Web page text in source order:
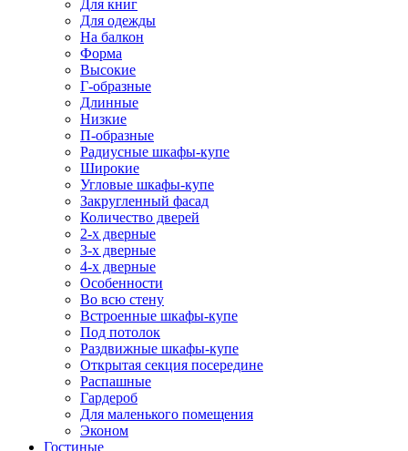
Для книг
Для одежды
На балкон
Форма
Высокие
Г-образные
Длинные
Низкие
П-образные
Радиусные шкафы-купе
Широкие
Угловые шкафы-купе
Закругленный фасад
Количество дверей
2-х дверные
3-х дверные
4-х дверные
Особенности
Во всю стену
Встроенные шкафы-купе
Под потолок
Раздвижные шкафы-купе
Открытая секция посередине
Распашные
Гардероб
Для маленького помещения
Эконом
Гостиные